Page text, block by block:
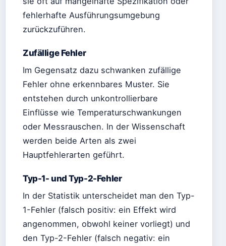
fehlerhafte Ausführungsumgebung
zurückzuführen.
Zufällige Fehler
Im Gegensatz dazu schwanken zufällige
Fehler ohne erkennbares Muster. Sie
entstehen durch unkontrollierbare
Einflüsse wie Temperaturschwankungen
oder Messrauschen. In der Wissenschaft
werden beide Arten als zwei
Hauptfehlerarten geführt.
Typ-1- und Typ-2-Fehler
In der Statistik unterscheidet man den Typ-
1-Fehler (falsch positiv: ein Effekt wird
angenommen, obwohl keiner vorliegt) und
den Typ-2-Fehler (falsch negativ: ein